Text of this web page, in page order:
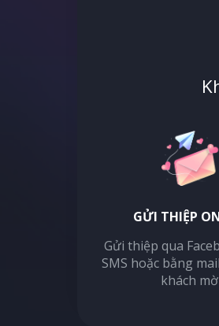
GỬI THIỆP
Gửi thiệp qua
SMS hoặc bằng
khách